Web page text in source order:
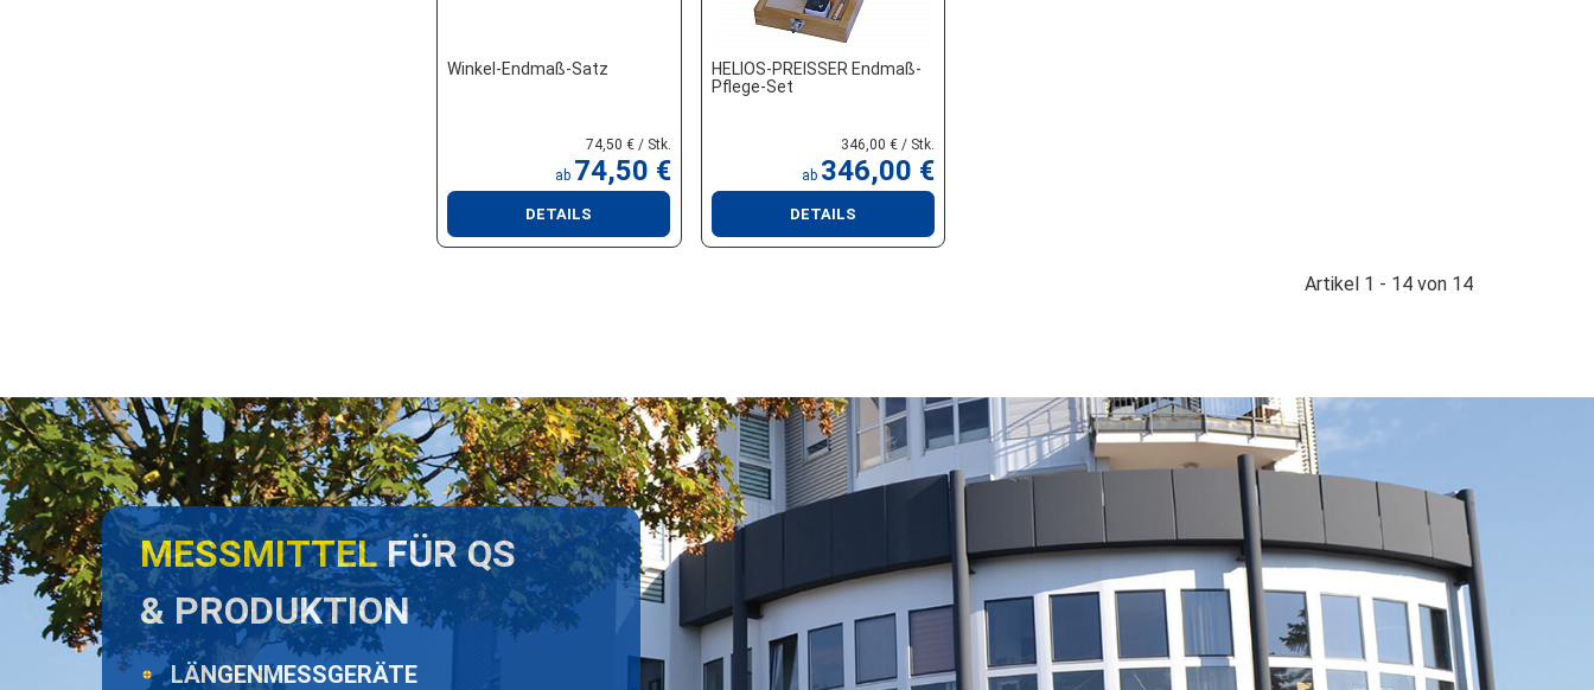
Winkel-Endmaß-Satz
74,50 € / Stk.
ab 74,50 €
DETAILS
HELIOS-PREISSER Endmaß-
Pflege-Set
346,00 € / Stk.
ab 346,00 €
DETAILS
Artikel 1 - 14 von 14
MESSMITTELFÜR QS
& PRODUKTION
LÄNGENMESSGERÄTE